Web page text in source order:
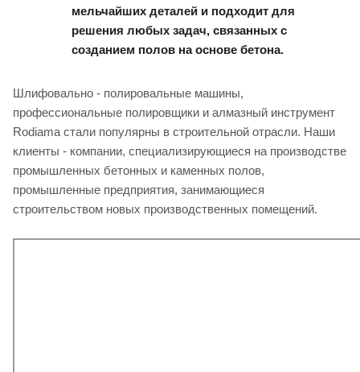
мельчайших деталей и подходит для
решения любых задач, связанных с
созданием полов на основе бетона.
Шлифовально - полировальные машины,
профессиональные полировщики и алмазный инструмент
Rodiama стали популярны в строительной отрасли. Наши
клиенты - компании, специализирующиеся на производстве
промышленных бетонных и каменных полов,
промышленные предприятия, занимающиеся
строительством новых производственных помещений.